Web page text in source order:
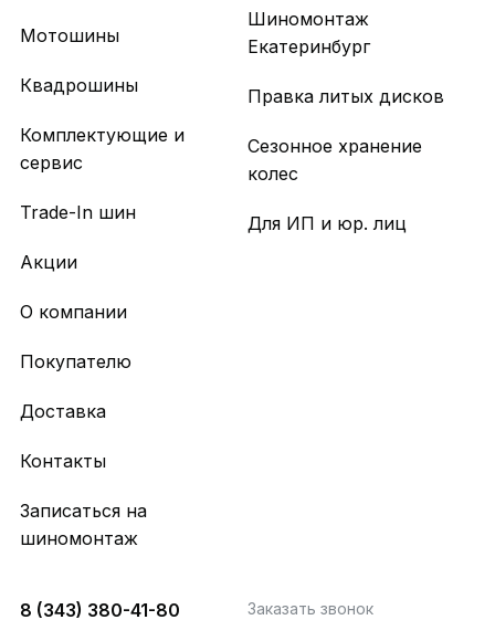
Мотошины
Квадрошины
Комплектующие и
сервис
Trade-In шин
Акции
Шиномонтаж
Екатеринбург
Правка литых дисков
Сезонное хранение
колес
Для ИП и юр. лиц
О компании
Покупателю
Доставка
Контакты
Записаться на
шиномонтаж
8 (343) 380-41-80 Заказать звонок